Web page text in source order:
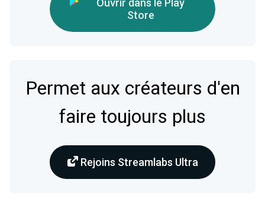
Ouvrir dans le Play
Store
Permet aux créateurs d'en
faire toujours plus
Rejoins Streamlabs Ultra